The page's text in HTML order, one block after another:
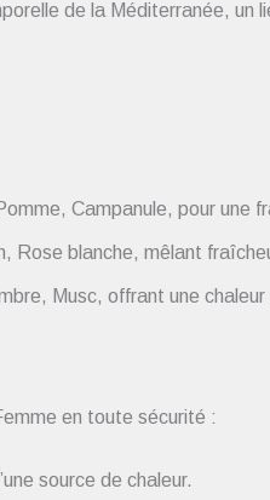
de la Méditerranée, un
Campanule, pour une
Rose blanche, mêlant
Musc, offrant une
en toute sécurité :
source de chaleur.